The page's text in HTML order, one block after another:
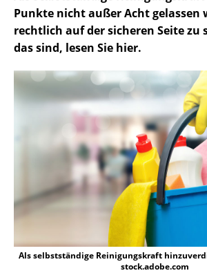
Punkte nicht außer Acht gelassen
rechtlich auf der sicheren Seite zu
das sind, lesen Sie hier.
Als selbstständige Reinigungskraft
stock.adobe.com